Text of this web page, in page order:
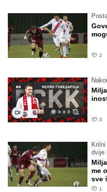
2
3
dvije
me
sve
1